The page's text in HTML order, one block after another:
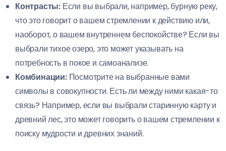
Контрасты: Если вы выбрали, например, бурную реку,
что это говорит о вашем стремлении к действию или,
наоборот, о вашем внутреннем беспокойстве? Если вы
выбрали тихое озеро, это может указывать на
потребность в покое и самоанализе.
Комбинации:Посмотрите на выбранные вами
символы в совокупности. Есть ли между ними какая-то
связь? Например, если вы выбрали старинную карту и
древний лес, это может говорить о вашем стремлении к
поиску мудрости и древних знаний.